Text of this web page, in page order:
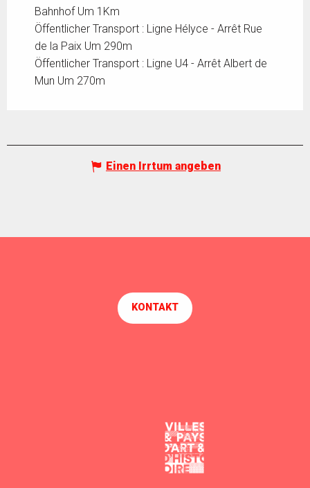
Bahnhof Um 1Km
Öffentlicher Transport : Ligne Hélyce - Arrêt Rue
de la Paix Um 290m
Öffentlicher Transport : Ligne U4 - Arrêt Albert de
Mun Um 270m
Einen Irrtum angeben
KONTAKT